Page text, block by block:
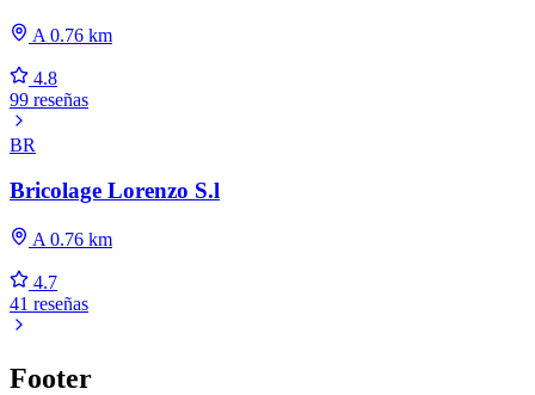
A 0.76 km
4.8
99 reseñas
BR
Bricolage Lorenzo S.l
A 0.76 km
4.7
41 reseñas
Footer